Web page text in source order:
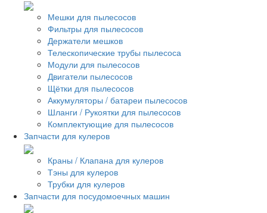
Мешки для пылесосов
Фильтры для пылесосов
Держатели мешков
Телескопические трубы пылесоса
Модули для пылесосов
Двигатели пылесосов
Щётки для пылесосов
Аккумуляторы / батареи пылесосов
Шланги / Рукоятки для пылесосов
Комплектующие для пылесосов
Запчасти для кулеров
Краны / Клапана для кулеров
Тэны для кулеров
Трубки для кулеров
Запчасти для посудомоечных машин